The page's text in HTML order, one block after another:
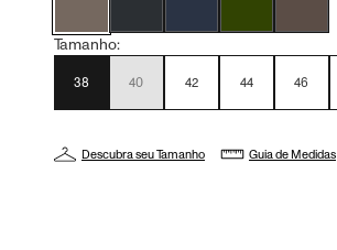
Tamanho:
38 40 42 44 46
Descubra seu Tamanho Guia de Medidas